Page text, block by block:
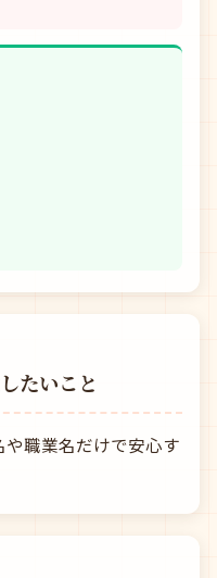
たいこと
職業名だけで安心す